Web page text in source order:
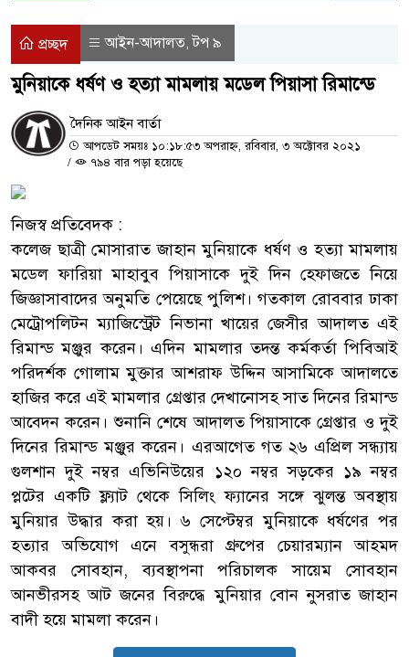
প্রচ্ছদ আইন-আদালত,টপ ৯
মুনিয়াকে ধর্ষণ ও হত্যা মামলায় মডেল পিয়াসা রিমান্ডে
দৈনিক আইন বার্তা
আপডেট সময়ঃ ১০:১৮:৫৩ অপরাহ্ন, রবিবার, ৩ অক্টোবর ২০২১
/
৭৯৪ বার পড়া হয়েছে
নিজস্ব প্রতিবেদক :
কলেজ ছাত্রী মোসারাত জাহান মুনিয়াকে ধর্ষণ ও হত্যা মামলায়
মডেল ফারিয়া মাহাবুব পিয়াসাকে দুই দিন হেফাজতে নিয়ে
জিজ্ঞাসাবাদের অনুমতি পেয়েছে পুলিশ। গতকাল রোববার ঢাকা
মেট্রোপলিটন ম্যাজিস্ট্রেট নিভানা খায়ের জেসীর আদালত এই
রিমান্ড মঞ্জুর করেন। এদিন মামলার তদন্ত কর্মকর্তা পিবিআই
পরিদর্শক গোলাম মুক্তার আশরাফ উদ্দিন আসামিকে আদালতে
হাজির করে এই মামলার গ্রেপ্তার দেখানোসহ সাত দিনের রিমান্ড
আবেদন করেন। শুনানি শেষে আদালত পিয়াসাকে গ্রেপ্তার ও দুই
দিনের রিমান্ড মঞ্জুর করেন। এরআগেত গত ২৬ এপ্রিল সন্ধ্যায়
গুলশান দুই নম্বর এভিনিউয়ের ১২০ নম্বর সড়কের ১৯ নম্বর
প্লটের একটি ফ্ল্যাট থেকে সিলিং ফ্যানের সঙ্গে ঝুলন্ত অবস্থায়
মুনিয়ার উদ্ধার করা হয়। ৬ সেপ্টেম্বর মুনিয়াকে ধর্ষণের পর
হত্যার অভিযোগ এনে বসুন্ধরা গ্রুপের চেয়ারম্যান আহমদ
আকবর সোবহান, ব্যবস্থাপনা পরিচালক সায়েম সোবহান
আনভীরসহ আট জনের বিরুদ্ধে মুনিয়ার বোন নুসরাত জাহান
বাদী হয়ে মামলা করেন।